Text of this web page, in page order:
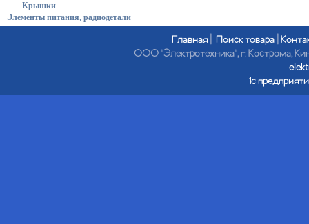
Крышки
Элементы питания, радиодетали
Главная| Поиск товара
ООО "Электротехника", г. Кострома,
1с